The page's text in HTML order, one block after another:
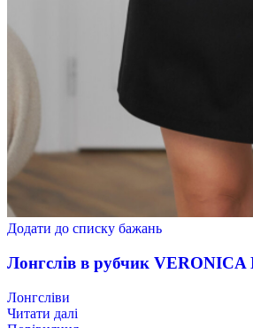
Додати до списку бажань
Лонгслів в рубчик
Лонгсліви
Читати далі